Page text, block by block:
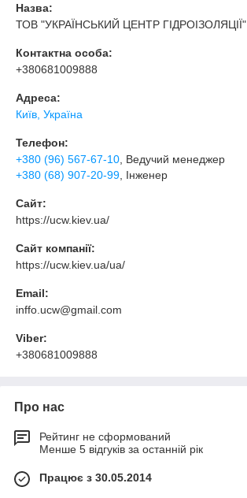
Назва:
ТОВ "УКРАЇНСЬКИЙ ЦЕНТР ГІДРОІЗОЛЯЦІЇ"
Контактна особа:
+380681009888
Адреса:
Київ, Україна
Телефон:
+380 (96) 567-67-10 , Ведучий менеджер
+380 (68) 907-20-99 , Інженер
Сайт:
https://ucw.kiev.ua/
Сайт компанії:
https://ucw.kiev.ua/ua/
Email:
inffo.ucw@gmail.com
Viber:
+380681009888
Про нас
Рейтинг не сформований
Менше 5 відгуків за останній рік
Працює з 30.05.2014